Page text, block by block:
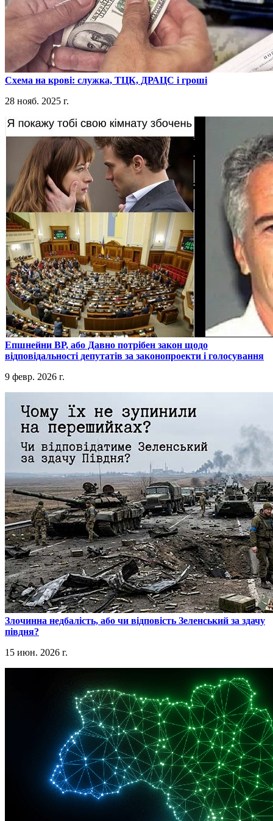
​Схема на крові: служка, ТЦК, ДРАЦС і гроші
28 нояб. 2025 г.
​Епшнейни ВР, або Давно потрібен закон щодо
відповідальності депутатів за законопроекти і голосування
9 февр. 2026 г.
​Злочинна недбалість, або чи відповість Зеленський за здачу
півдня?
15 июн. 2026 г.